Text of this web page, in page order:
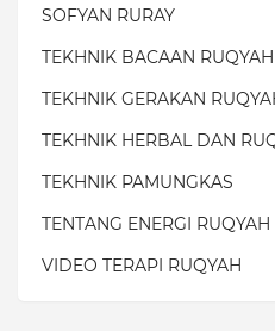
SOFYAN RURAY
TEKHNIK BACAAN RUQYAH
TEKHNIK GERAKAN
TEKHNIK HERBAL DAN
TEKHNIK PAMUNGKAS
TENTANG ENERGI RUQYAH
VIDEO TERAPI RUQYAH